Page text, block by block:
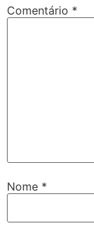
Comentário *
Nome *